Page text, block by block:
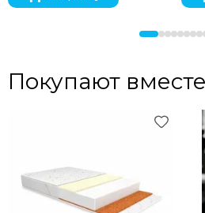
Покупают вместе